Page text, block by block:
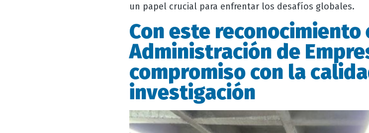
un papel crucial para enfrentar los desafíos globales.
Con este reconocimiento
Administración de
compromiso con la
investigación